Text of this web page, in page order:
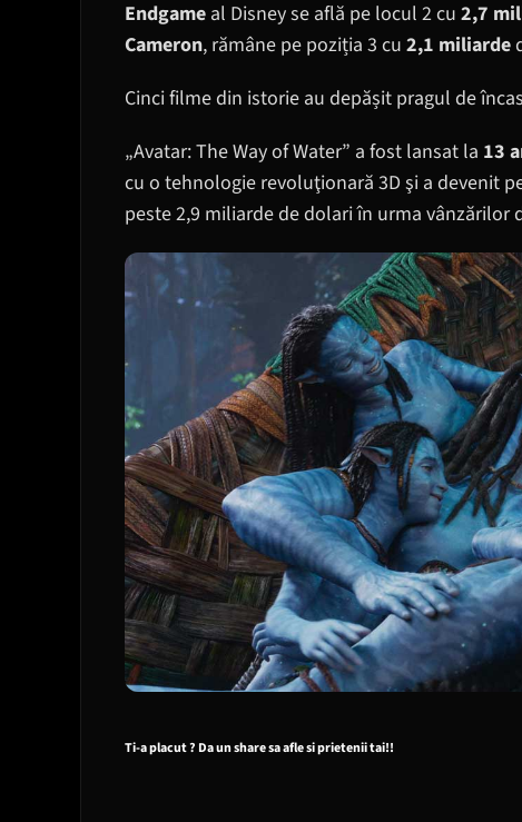
Endgame al Disney se află pe locul 2 cu 2,7
Cameron, rămâne pe poziția 3 cu 2,1 miliarde
Cinci filme din istorie au depășit pragul de
„Avatar: The Way of Water” a fost lansat la 13
cu o tehnologie revoluţionară 3D şi a devenit
peste 2,9 miliarde de dolari în urma vânzărilor
Ti-a placut ? Da un share sa afle si prietenii tai!!